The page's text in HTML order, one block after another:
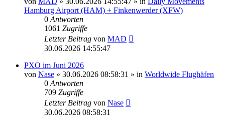
Hamburg Airport (HAM) + Finkenwerder (XFW)
0 Antworten
1061 Zugriffe
Letzter Beitrag von MAD
30.06.2026 14:55:47
PXO im Juni 2026
von Nase » 30.06.2026 08:58:31 » in Worldwide Flughäfen
0 Antworten
709 Zugriffe
Letzter Beitrag von Nase
30.06.2026 08:58:31